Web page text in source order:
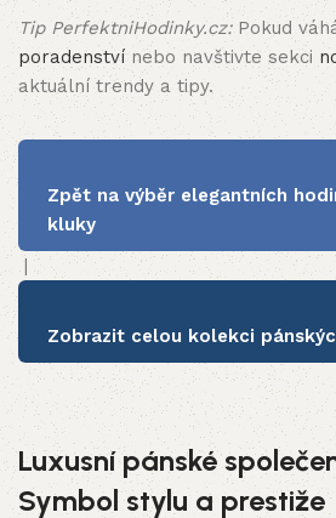
Tip PerfektniHodinky.cz:Pokud
poradenstvínebo navštivte sekci
aktuální trendy a tipy.
Zpět na výběr elegantních
kluky
|
Zobrazit celou kolekci
Luxusní pánské
Symbol stylu a prestiže